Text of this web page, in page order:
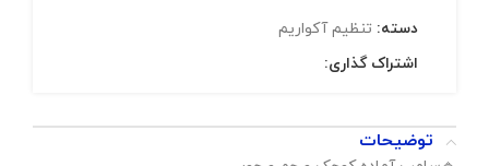
دسته: تنظیم آکواریم
اشتراک گذاری:
توضیحات